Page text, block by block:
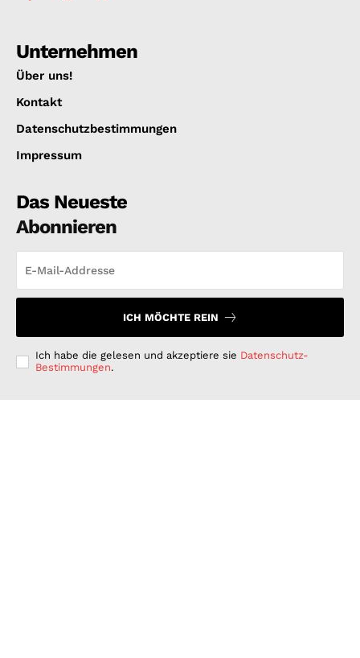
Unternehmen
Über uns!
Kontakt
Datenschutzbestimmungen
Impressum
Das Neueste
Abonnieren
ICH MÖCHTE REIN
Ich habe die gelesen und akzeptiere sie Datenschutz-
Bestimmungen.